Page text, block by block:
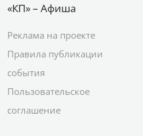
«КП» – Афиша
Реклама на проекте
Правила публикации
события
Пользовательское
соглашение